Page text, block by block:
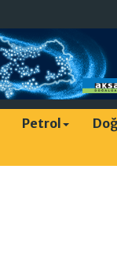
Petrol